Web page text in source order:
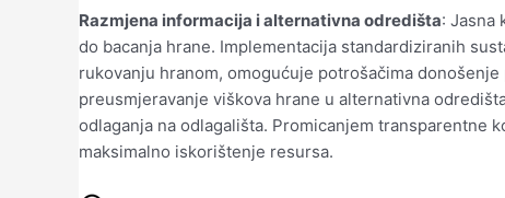
Razmjena informacija i alternativna odredišta: Jasna
do bacanja hrane. Implementacija standardiziranih
rukovanju hranom, omogućuje potrošačima
preusmjeravanje viškova hrane u alternativna
odlaganja na odlagališta. Promicanjem transparentne
maksimalno iskorištenje resursa.